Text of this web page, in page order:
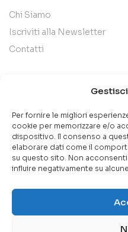
Per fornire le migliori
cookie per memorizzare e/o
dispositivo. Il consenso a
elaborare dati come il
su questo sito. Non
influire negativamente su
Chi Siamo
Iscriviti alla Newsletter
Contatti
Privacy Policy
Cookie Policy
Copyright 2026 Fila37